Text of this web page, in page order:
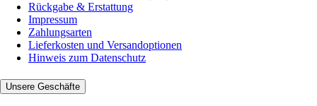
Rückgabe & Erstattung
Impressum
Zahlungsarten
Lieferkosten und Versandoptionen
Hinweis zum Datenschutz
Unsere Geschäfte